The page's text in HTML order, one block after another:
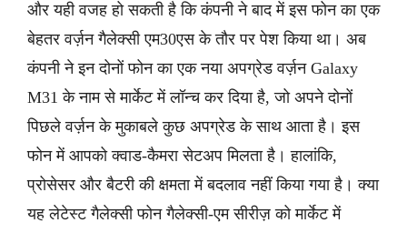
और यही वजह हो सकती है कि कंपनी ने बाद में इस फोन का एक
बेहतर वर्ज़न गैलेक्सी एम30एस के तौर पर पेश किया था। अब
कंपनी ने इन दोनों फोन का एक नया अपग्रेड वर्ज़न Galaxy
M31 के नाम से मार्केट में लॉन्च कर दिया है, जो अपने दोनों
पिछले वर्ज़न के मुकाबले कुछ अपग्रेड के साथ आता है। इस
फोन में आपको क्वाड-कैमरा सेटअप मिलता है। हालांकि,
प्रोसेसर और बैटरी की क्षमता में बदलाव नहीं किया गया है। क्या
यह लेटेस्ट गैलेक्सी फोन गैलेक्सी-एम सीरीज़ को मार्केट में